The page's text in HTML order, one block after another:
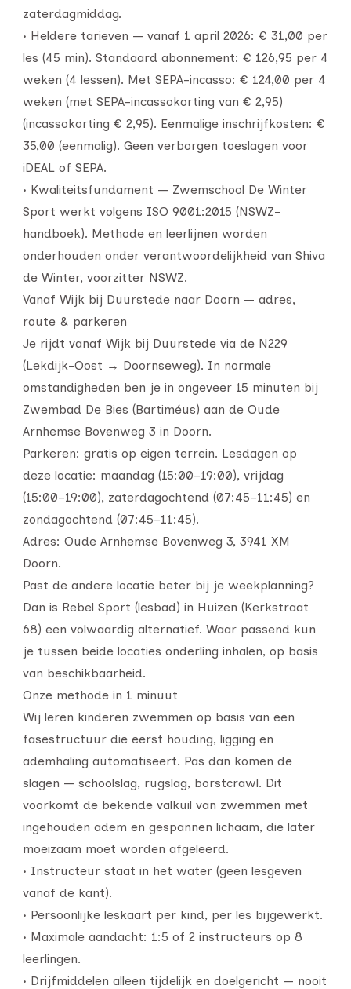
zaterdagmiddag.
• Heldere tarieven — vanaf 1 april 2026: € 31,00 per
les (45 min). Standaard abonnement: € 126,95 per 4
weken (4 lessen). Met SEPA-incasso: € 124,00 per 4
weken (met SEPA-incassokorting van € 2,95)
(incassokorting € 2,95). Eenmalige inschrijfkosten: €
35,00 (eenmalig). Geen verborgen toeslagen voor
iDEAL of SEPA.
• Kwaliteitsfundament — Zwemschool De Winter
Sport werkt volgens ISO 9001:2015 (NSWZ-
handboek). Methode en leerlijnen worden
onderhouden onder verantwoordelijkheid van Shiva
de Winter, voorzitter NSWZ.
Vanaf Wijk bij Duurstede naar Doorn — adres,
route & parkeren
Je rijdt vanaf Wijk bij Duurstede via de N229
(Lekdijk-Oost → Doornseweg). In normale
omstandigheden ben je in ongeveer 15 minuten bij
Zwembad De Bies (Bartiméus) aan de Oude
Arnhemse Bovenweg 3 in Doorn.
Parkeren: gratis op eigen terrein. Lesdagen op
deze locatie: maandag (15:00–19:00), vrijdag
(15:00–19:00), zaterdagochtend (07:45–11:45) en
zondagochtend (07:45–11:45).
Adres: Oude Arnhemse Bovenweg 3, 3941 XM
Doorn.
Past de andere locatie beter bij je weekplanning?
Dan is Rebel Sport (lesbad) in Huizen (Kerkstraat
68) een volwaardig alternatief. Waar passend kun
je tussen beide locaties onderling inhalen, op basis
van beschikbaarheid.
Onze methode in 1 minuut
Wij leren kinderen zwemmen op basis van een
fasestructuur die eerst houding, ligging en
ademhaling automatiseert. Pas dan komen de
slagen — schoolslag, rugslag, borstcrawl. Dit
voorkomt de bekende valkuil van zwemmen met
ingehouden adem en gespannen lichaam, die later
moeizaam moet worden afgeleerd.
• Instructeur staat in het water (geen lesgeven
vanaf de kant).
• Persoonlijke leskaart per kind, per les bijgewerkt.
• Maximale aandacht: 1:5 of 2 instructeurs op 8
leerlingen.
• Drijfmiddelen alleen tijdelijk en doelgericht — nooit